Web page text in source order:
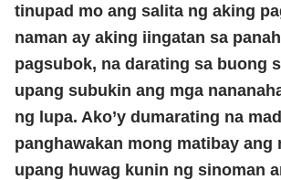
tinupad mo ang salita ng aking
naman ay aking iingatan sa
pagsubok, na darating sa buong
upang subukin ang mga
ng lupa. Ako’y dumarating na
panghawakan mong matibay ang
upang huwag kunin ng sinoman